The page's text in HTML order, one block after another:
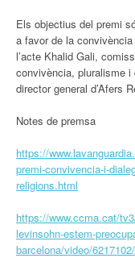
Els objectius del premi
a favor de la
l’acte Khalid Gali,
convivència, pluralisme i
director general d’Afers
Notes de premsa
https://
premi-convivencia-i-
religions.html
https://www.ccma.cat/
levinsohn-estem-
barcelona/video/6217102/